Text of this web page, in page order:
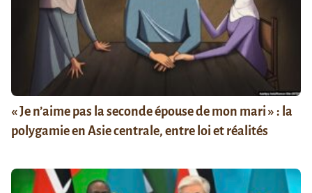
« Je n’aime pas la seconde épouse de mon mari » : la
polygamie en Asie centrale, entre loi et réalités